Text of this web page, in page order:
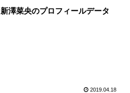
新澤菜央のプロフィールデータ
2019.04.18